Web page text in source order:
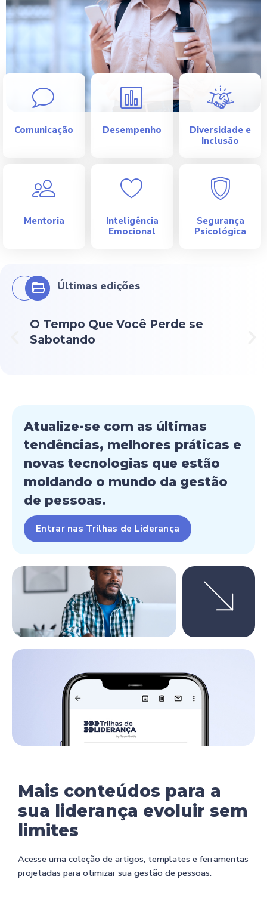
Comunicação Desempenho
Diversidade e
Inclusão
Mentoria
Inteligência
Emocional
Segurança
Psicológica
Últimas edições
O Tempo Que Você Perde se
Sabotando
Atualize-se com as últimas
tendências, melhores práticas e
novas tecnologias que estão
moldando o mundo da gestão
de pessoas.
Entrar nas Trilhas de Liderança
Mais conteúdos para a
sua liderança evoluir sem
limites
Acesse uma coleção de artigos, templates e ferramentas
projetadas para otimizar sua gestão de pessoas.